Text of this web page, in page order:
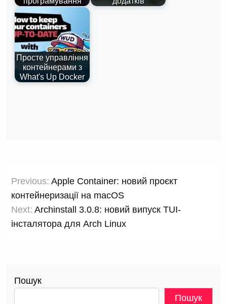
Просте управління
контейнерами з
What's Up Docker
записів
Previous: Apple Container: новий проєкт
контейнеризації на macOS
Next: Archinstall 3.0.8: новий випуск TUI-
інсталятора для Arch Linux
Пошук
Пошук